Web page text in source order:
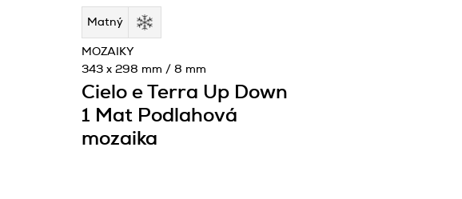
Matný
Cielo e Terra Up Down
1 Mat Podlahová
mozaika
MOZAIKY
343 x 298 mm / 8 mm